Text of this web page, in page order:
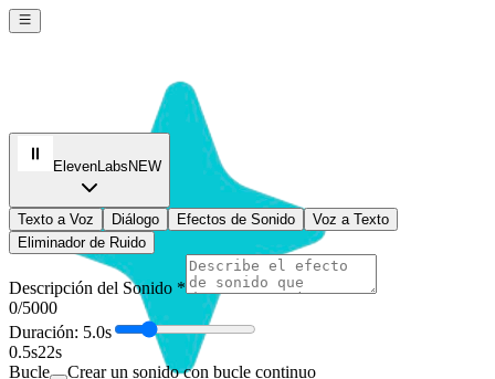
ElevenLabs NEW
Texto a Voz Diálogo Efectos de Sonido
Voz a Texto
Eliminador de Ruido
Descripción del Sonido *
0/5000
Duración: 5.0s
0.5s22s
Bucle
Crear un sonido con bucle continuo